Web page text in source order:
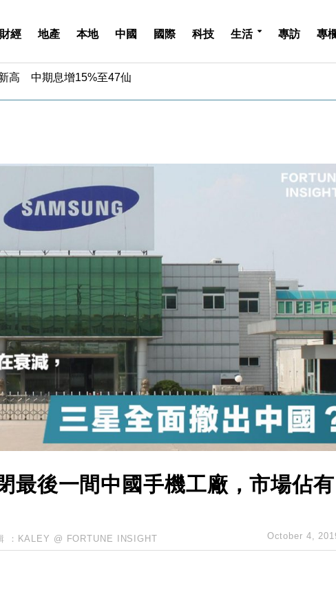
財經 地產 本地 中國 國際 科技 生活 專訪 專
測至4.5% 看好貿易及消費表現
「保證金」 43歲女子損失近6900萬元
4月單日斥6.28萬億日圓干預創新高
承認部分彈藥庫存緊張
4億美元押注未上市公司
測至4.5% 看好貿易及消費表現
「保證金」 43歲女子損失近6900萬元
全周仍升近2%
斗城亞洲CEO蔡德粦接任
周創逾3年最長跌勢
24%勝預期 貿易順差達1125億美元
4月單日斥6.28萬億日圓干預創新高
承認部分彈藥庫存緊張
4億美元押注未上市公司
最後一間中國手機工廠，市場佔有
： KALEY @ FORTUNE INSIGHT October 4,